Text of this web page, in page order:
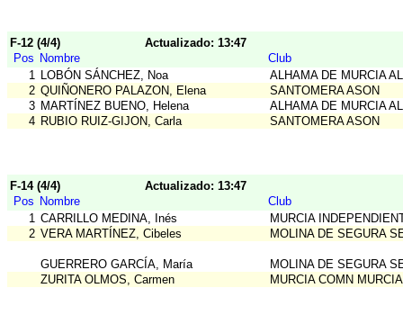
F-12 (4/4)
Actualizado: 13:47
Pos Nombre
Club
1 LOBÓN SÁNCHEZ, Noa
ALHAMA DE MURCIA
2 QUIÑONERO PALAZON, Elena
SANTOMERA ASON
3 MARTÍNEZ BUENO, Helena
ALHAMA DE MURCIA
4 RUBIO RUIZ-GIJON, Carla SANTOMERA ASON
F-14 (4/4)
Actualizado: 13:47
Pos Nombre
Club
1 CARRILLO MEDINA, Inés
MURCIA
2 VERA MARTÍNEZ, Cibeles MOLINA DE SEGURA
GUERRERO GARCÍA, María
MOLINA DE SEGURA
ZURITA OLMOS, Carmen
MURCIA COMN MURCIA